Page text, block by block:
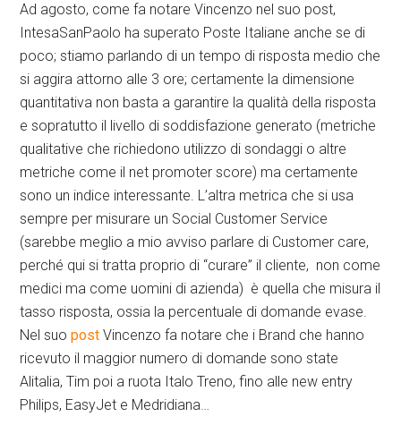
Ad agosto, come fa notare Vincenzo nel suo post,
IntesaSanPaolo ha superato Poste Italiane anche se di
poco; stiamo parlando di un tempo di risposta medio che
si aggira attorno alle 3 ore; certamente la dimensione
quantitativa non basta a garantire la qualità della risposta
e sopratutto il livello di soddisfazione generato (metriche
qualitative che richiedono utilizzo di sondaggi o altre
metriche come il net promoter score) ma certamente
sono un indice interessante. L’altra metrica che si usa
sempre per misurare un Social Customer Service
(sarebbe meglio a mio avviso parlare di Customer care,
perché qui si tratta proprio di “curare” il cliente, non come
medici ma come uomini di azienda) è quella che misura il
tasso risposta, ossia la percentuale di domande evase.
Nel suopost Vincenzo fa notare che i Brand che hanno
ricevuto il maggior numero di domande sono state
Alitalia, Tim poi a ruota Italo Treno, fino alle new entry
Philips, EasyJet e Medridiana…